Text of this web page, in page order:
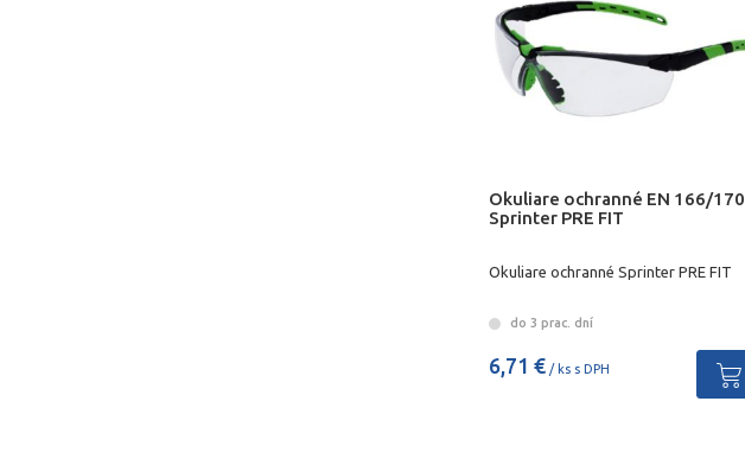
Okuliare ochranné EN 166/170
Sprinter PRE FIT
Okuliare ochranné Sprinter PRE FIT
do 3 prac. dní
6,71 € / ks s DPH